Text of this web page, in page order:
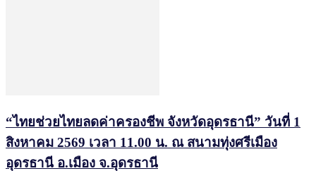
“ไทยช่วยไทยลดค่าครองชีพ จังหวัดอุดรธานี” วันที่ 1
สิงหาคม 2569 เวลา 11.00 น. ณ สนามทุ่งศรีเมือง
อุดรธานี อ.เมือง จ.อุดรธานี